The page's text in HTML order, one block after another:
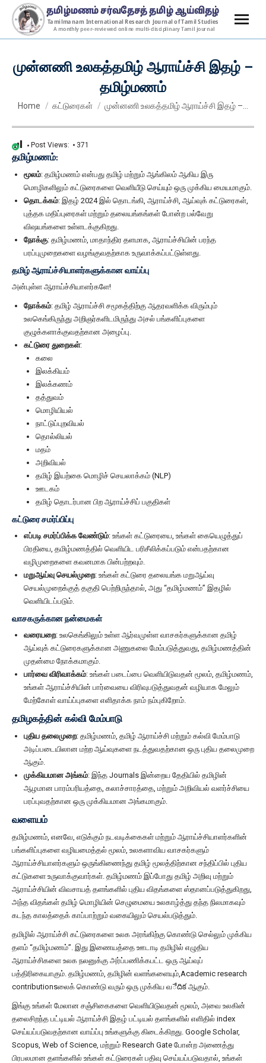
முன்னணி உலகத்தமிழ் ஆராய்ச்சி இதழ் –
தமிழ்மணம்
You are here:
Home கட்டுரைகள் முன்னணி உலகத்தமிழ் ஆராய்ச்சி இதழ் –…
Post Views: 371
தமிழ்மணம்:
மூலம்: தமிழ்மணம் என்பது தமிழ் மற்றும் ஆங்கிலம் ஆகிய இரு
மொழிகளிலும் கட்டுரைகளை வெளியீடு செய்யும் ஒரு முக்கிய மையமாகும்.
தொடக்கம்: இதழ் 2024 இல் தொடங்கி, ஆராய்ச்சி, ஆய்வுக் கட்டுரைகள்,
புத்தக மதிப்புரைகள் மற்றும் தலையங்கங்கள் போன்ற பல்வேறு
விஷயங்களை உள்ளடக்குகிறது.
நோக்கு: தமிழ்மணம், மாதாந்திர தளமாக, ஆராய்ச்சியின் பரந்த
பரப்புமுறைகளை வழங்குவதற்காக உருவாக்கப்பட்டுள்ளது.
தமிழ் ஆராய்ச்சியாளர்களுக்கான வாய்ப்பு
அன்புள்ள ஆராய்ச்சியாளர்களே!
நோக்கம்: தமிழ் ஆராய்ச்சி சமூகத்திற்கு ஆதரவளிக்க விரும்பும்
உலகெங்கிருந்து அறிஞர்களிடமிருந்து அசல் பங்களிப்புகளை
குழுக்களாக்குவதற்கான அழைப்பு.
கட்டுரை துறைகள்:
கலை
இலக்கியம்
இலக்கணம்
தத்துவம்
மொழியியல்
நாட்டுப்புறவியல்
தொல்லியல்
மதம்
அறிவியல்
தமிழ் இயற்கை மொழிச் செயலாக்கம் (NLP)
ஊடகம்
தமிழ் தொடர்பான பிற ஆராய்ச்சிப் பகுதிகள்
கட்டுரை சமர்ப்பிப்பு
எப்படி சமர்ப்பிக்க வேண்டும்: உங்கள் கட்டுரையை, உங்கள் கையெழுத்துப்
பிரதியை, தமிழ்மணத்தில் வெளியிட பரிசீலிக்கப்படும் என்பதற்கான
வழிமுறைகளை கவனமாக பின்பற்றவும்.
மறுஆய்வு செயல்முறை: உங்கள் கட்டுரை தலையங்க மறுஆய்வு
செயல்முறைக்குத் தகுதி பெற்றிருந்தால், அது “தமிழ்மணம்” இதழில்
வெளியிடப்படும்.
வாசகருக்கான நன்மைகள்
வரையறை: உலகெங்கிலும் உள்ள ஆர்வமுள்ள வாசகர்களுக்கான தமிழ்
ஆய்வுக் கட்டுரைகளுக்கான அணுகலை மேம்படுத்துவது, தமிழ்மணத்தின்
முதன்மை நோக்கமாகும்.
பார்வை விரிவாக்கம்: உங்கள் படைப்பை வெளியிடுவதன் மூலம், தமிழ்மணம்,
உங்கள் ஆராய்ச்சியின் பார்வையை விரிவுபடுத்துவதன் வழியாக மேலும்
மேற்கோள் வாய்ப்புகளை எளிதாக்க நாம் நம்புகிறோம்.
தமிழகத்தின் கல்வி மேம்பாடு
புதிய தலைமுறை: தமிழ்மணம், தமிழ் ஆராய்ச்சி மற்றும் கல்வி மேம்பாடு
அடிப்படையிலான மற்ற ஆய்வுகளை நடத்துவதற்கான ஒரு புதிய தலைமுறை
ஆகும்.
முக்கியமான அங்கம்: இந்த Journals இன்றைய தேதியில் தமிழின்
ஆழமான பாரம்பரியத்தை, கலாச்சாரத்தை, மற்றும் அறிவியல் வளர்ச்சியை
பரப்புவதற்கான ஒரு முக்கியமான அங்கமாகும்.
வளையம்
தமிழ்மணம், எனவே, எடுக்கும் நடவடிக்கைகள் மற்றும் ஆராய்ச்சியாளர்களின்
பங்களிப்புகளை வழியமைத்தல் மூலம், உலகளாவிய வாசகர்களும்
ஆராய்ச்சியாளர்களும் ஒருங்கிணைந்து தமிழ் மூலத்திற்கான சந்திப்பில் புதிய
கட்டுகளை உருவாக்குவார்கள். தமிழ்மணம் இப்போது தமிழ் அறிவு மற்றும்
ஆராய்ச்சியின் விவசாயத் தளங்களில் புதிய விதங்களை ஸ்தானப்படுத்துகிறது,
அந்த விதங்கள் தமிழ் மொழியின் செழுமையை உலகாழ்த்து தந்த நிலமாகவும்
கடந்த காலத்தைக் காப்பாற்றும் வகையிலும் செயல்படுத்தும்.
தமிழில் ஆராய்ச்சி கட்டுரைகளை உலக அரங்கிற்கு கொண்டு செல்லும் முக்கிய
தளம் “தமிழ்மணம்”. இது இணையத்தை ஊடாடி தமிழில் எழுதிய
ஆராய்ச்சிகளை உலக நலனுக்கு அர்ப்பணிக்கபட்ட ஒரு ஆய்வுப்
பத்திரிகையாகும். தமிழ்மணம், தமிழின் வளங்களையும்,Academic research
contributionsலைக் கொண்டு வரும் ஒரு முக்கிய வేదిక ஆகும்.
இங்கு உங்கள் மேலான சஞ்சிகைகளை வெளியிடுவதன் மூலம், அவை உலகின்
தலைசிறந்த பட்டியல் ஆராய்ச்சி இதழ் பட்டியல் தளங்களில் எளிதில் index
செய்யப்படுவதற்கான வாய்ப்பு உங்களுக்கு கிடைக்கிறது. Google Scholar,
Scopus, Web of Science, மற்றும் Research Gate போன்ற அணைத்து
பிரபலமான தளங்களில் உங்கள் கட்டுரைகள் பதிவு செய்யப்படுவதால், உங்கள்